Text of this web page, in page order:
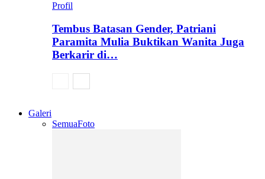
Profil
Tembus Batasan Gender, Patriani
Paramita Mulia Buktikan Wanita Juga
Berkarir di…
Galeri
SemuaFoto